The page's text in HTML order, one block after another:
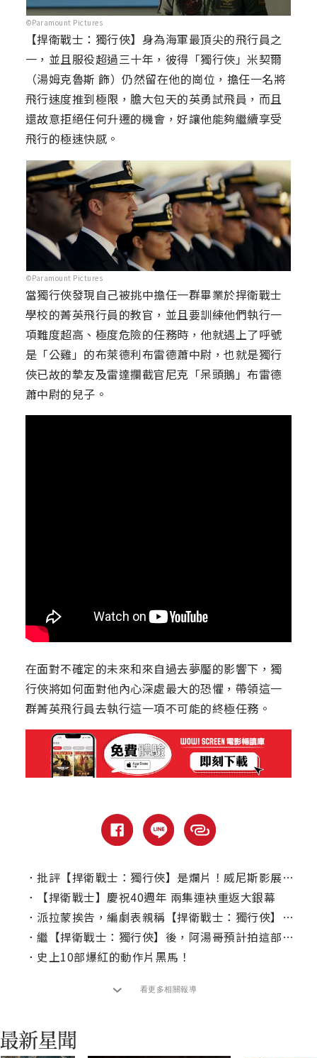
©Paramount Pictures
【捍衛戰士：獨行俠】身為海軍最頂尖的飛行員之
一，並且服役超過三十年，彼得「獨行俠」米契爾
（湯姆克魯斯 飾）仍然留在他的崗位，擔任一名將
飛行速度推到極限，膽大包天的英勇試飛員，而且
還故意拒絕任何升遷的機會，好讓他能夠繼續享受
飛行的極速快感。
©Paramount Pictures
當獨行俠發現自己被挑中擔任一群畢業於捍衛戰士
學校的菁英飛行員的教官，並且要訓練他們執行一
項難度超高、極度危險的任務時，他就遇上了呼號
是「公雞」的布萊德利布雷德蕭中尉，也就是獨行
俠已故的摯友及雷達攔截官尼克「呆頭鵝」布雷德
蕭中尉的兒子。
在面對不確定的未來和來自過去夢靨的影響下，獨
行俠將如何面對他內心深處最大的恐懼，帶領這一
群菁英飛行員去執行這一項不可能的終極任務。
． 批評【捍衛戰士：獨行俠】是爛片！威尼斯影展名導盧卡格達戈尼諾開炮
．
【捍衛戰士】慶祝40週年 兩集連袂重返大銀幕
． 派拉蒙挨告，編劇表親稱【捍衛戰士：獨行俠】的動作戲是他寫的？
． 繼【捍衛戰士：獨行俠】後，阿湯哥預計拍這部續集！
． 史上10部爆紅的動作片黑馬！
看更多相關報導